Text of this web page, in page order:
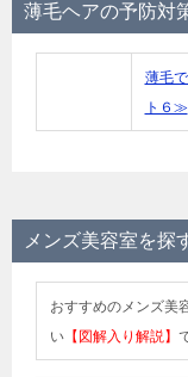
薄毛ヘアの予防対
薄毛
ト６≫
メンズ美容室を探
おすすめのメンズ美
い【図解入り解説】